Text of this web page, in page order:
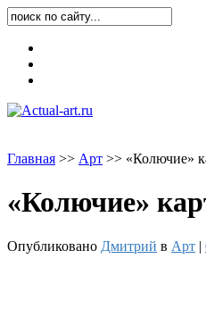
Главная >> Арт >> «Колючие»
«Колючие»
Опубликовано Дмитрий в Арт |